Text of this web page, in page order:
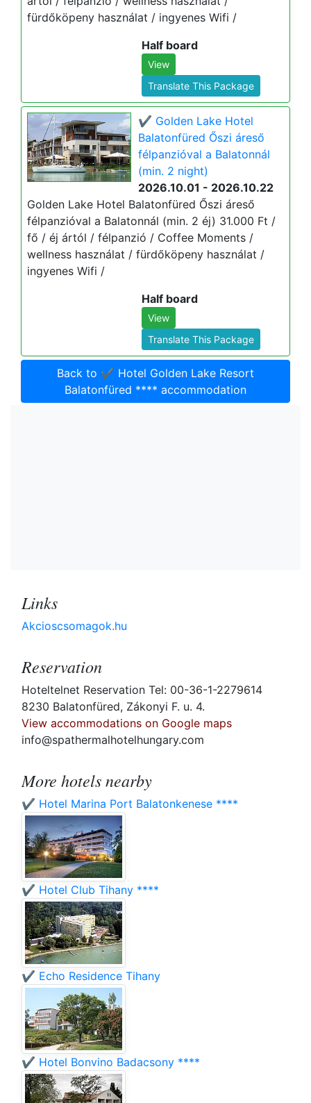
fürdőköpeny használat / ingyenes Wifi /
Half board
View
Translate This Package
✔️ Golden Lake Hotel
Balatonfüred Őszi áreső
félpanzióval a Balatonnál
(min. 2 night)
2026.10.01 - 2026.10.22
Golden Lake Hotel Balatonfüred Őszi áreső
félpanzióval a Balatonnál (min. 2 éj) 31.000 Ft /
fő / éj ártól / félpanzió / Coffee Moments /
wellness használat / fürdőköpeny használat /
ingyenes Wifi /
Half board
View
Translate This Package
Back to ✔️ Hotel Golden Lake Resort
Balatonfüred **** accommodation
Links
Akcioscsomagok.hu
Reservation
Hoteltelnet Reservation Tel: 00-36-1-2279614
8230 Balatonfüred, Zákonyi F. u. 4.
View accommodations on Google maps
info@spathermalhotelhungary.com
More hotels nearby
✔️ Hotel Marina Port Balatonkenese ****
✔️ Hotel Club Tihany ****
✔️ Echo Residence Tihany
✔️ Hotel Bonvino Badacsony ****